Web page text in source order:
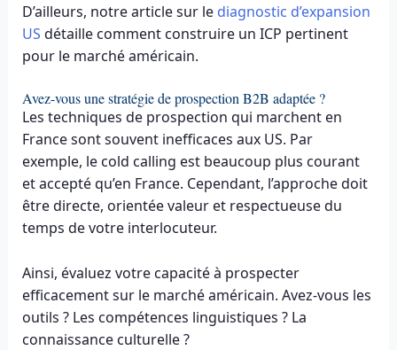
D’ailleurs, notre article sur le diagnostic d’expansion
US détaille comment construire un ICP pertinent
pour le marché américain.
Avez-vous une stratégie de prospection B2B adaptée ?
Les techniques de prospection qui marchent en
France sont souvent inefficaces aux US. Par
exemple, le cold calling est beaucoup plus courant
et accepté qu’en France. Cependant, l’approche doit
être directe, orientée valeur et respectueuse du
temps de votre interlocuteur.
Ainsi, évaluez votre capacité à prospecter
efficacement sur le marché américain. Avez-vous les
outils ? Les compétences linguistiques ? La
connaissance culturelle ?